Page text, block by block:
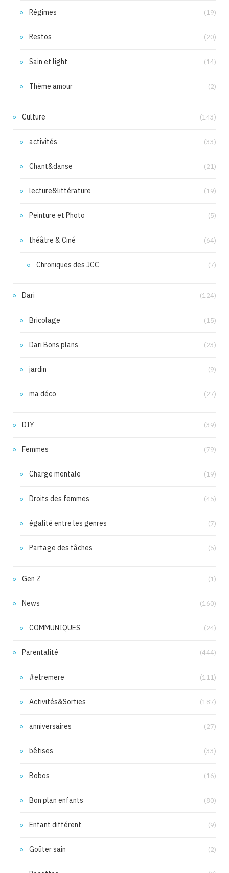
Régimes (19)
Restos (20)
Sain et light (14)
Thème amour (2)
Culture (143)
activités (33)
Chant&danse (21)
lecture&littérature (19)
Peinture et Photo (5)
théâtre & Ciné (64)
Chroniques des JCC (7)
Dari (124)
Bricolage (15)
Dari Bons plans (23)
jardin (9)
ma déco (27)
DIY (39)
Femmes (79)
Charge mentale (19)
Droits des femmes (45)
égalité entre les genres (7)
Partage des tâches (5)
Gen Z (1)
News (160)
COMMUNIQUES (24)
Parentalité (444)
#etremere (111)
Activités&Sorties (187)
anniversaires (27)
bêtises (33)
Bobos (16)
Bon plan enfants (80)
Enfant différent (9)
Goûter sain (2)